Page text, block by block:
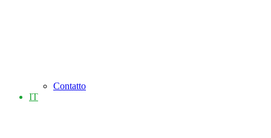
Contatto
IT